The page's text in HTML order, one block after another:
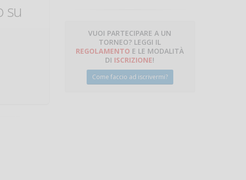
su
VUOI PARTECIPARE A UN
TORNEO? LEGGI IL
REGOLAMENTO E LE MODALITÀ
DI ISCRIZIONE!
Come faccio ad iscrivermi?